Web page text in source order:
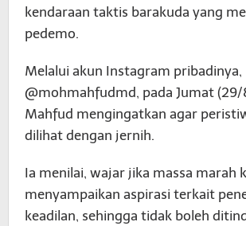
kendaraan taktis barakuda yang
pedemo.
Melalui akun Instagram pribadinya,
@mohmahfudmd, pada Jumat
Mahfud mengingatkan agar
dilihat dengan jernih.
Ia menilai, wajar jika massa marah
menyampaikan aspirasi terkait
keadilan, sehingga tidak boleh